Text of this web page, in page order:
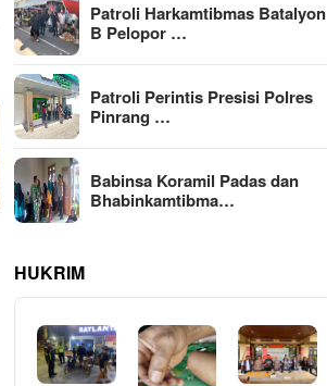
Patroli Harkamtibmas Batalyon
B Pelopor …
Patroli Perintis Presisi Polres
Pinrang …
Babinsa Koramil Padas dan
Bhabinkamtibma…
HUKRIM